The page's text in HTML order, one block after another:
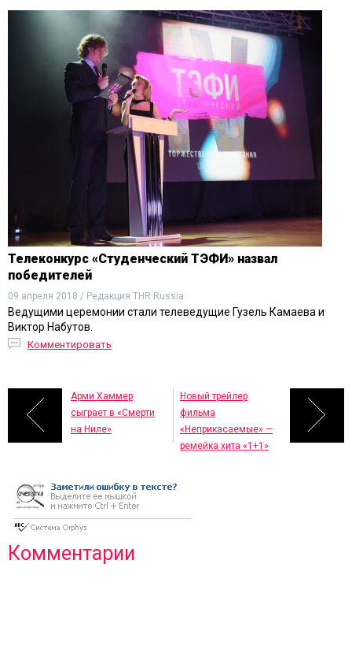
Телеконкурс «Студенческий ТЭФИ» назвал
победителей
09 апреля 2018 / Редакция THR Russia
Ведущими церемонии стали телеведущие Гузель Камаева и
Виктор Набутов.
Комментировать
Арми Хаммер
сыграет в «Смерти
на Ниле»
Новый трейлер
фильма
«Неприкасаемые» —
ремейка хита «1+1»
Комментарии